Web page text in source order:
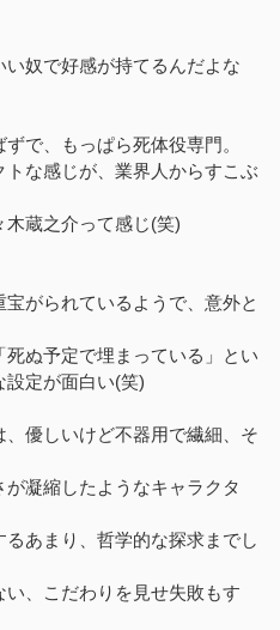
い奴で好感が持てるんだよな
で、もっぱら死体役専門。
な感じが、業界人からすこぶ
蔵之介って感じ(笑)
がられているようで、意外と
ぬ予定で埋まっている」とい
設定が面白い(笑)
優しいけど不器用で繊細、そ
凝縮したようなキャラクタ
るあまり、哲学的な探求までし
、こだわりを見せ失敗もす